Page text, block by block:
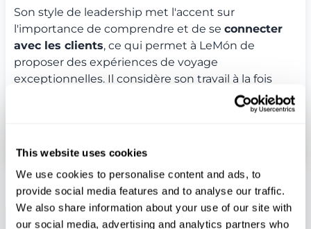
This website uses cookies
We use cookies to personalise content and ads, to
provide social media features and to analyse our traffic.
We also share information about your use of our site with
our social media, advertising and analytics partners who
Son style de leadership met l'accent sur
l'importance de comprendre et de se connecter
avec les clients, ce qui permet à LeMón de
proposer des expériences de voyage
exceptionnelles. Il considère son travail à la fois
comme un défi et une récompense, toujours en
avance sur son temps pour s'assurer que les
chaque étape.